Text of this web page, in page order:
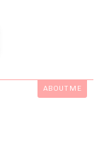
ABOUT ME